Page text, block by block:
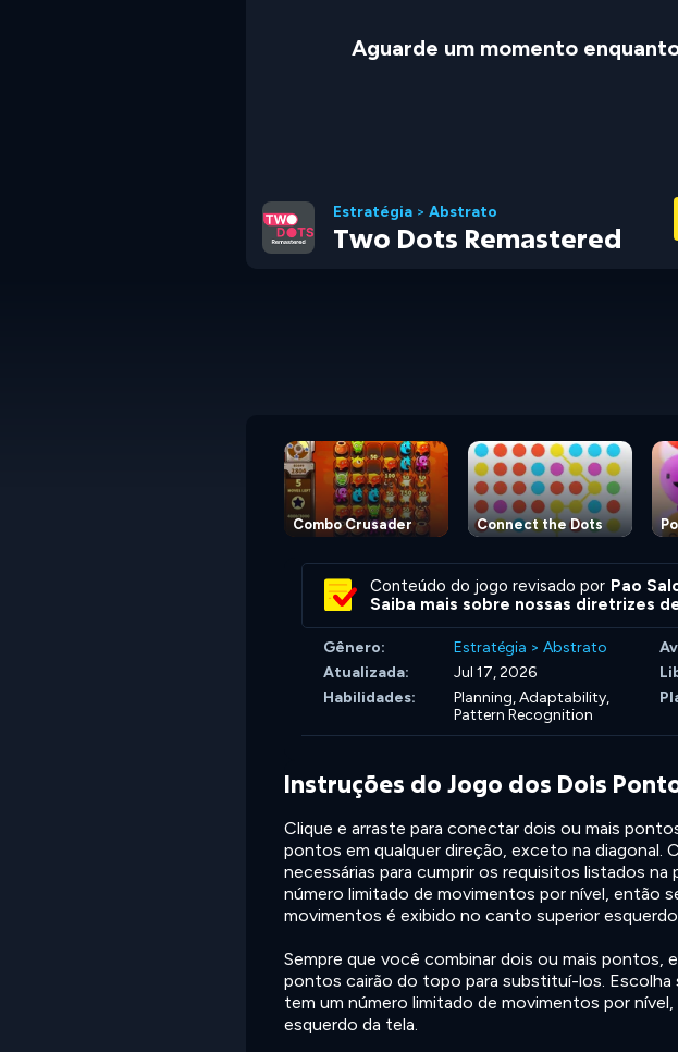
Aguarde um momento
Estratégia > Abstrato
Two Dots Remastered
Combo Crusader Connect the Dots
Conteúdo do jogo revisado por Pao
Saiba mais sobre nossas diretrizes
Gênero: Estratégia > Abstrato
Atualizada:
Jul 17, 2026
Habilidades:
Planning,Adaptability,
Pattern Recognition
Instruções do Jogo dos Dois
Clique e arraste para conectar dois ou mais
pontos em qualquer direção, exceto na diagonal.
necessárias para cumprir os requisitos listados
número limitado de movimentos por nível, então
movimentos é exibido no canto superior
Sempre que você combinar dois ou mais pontos,
pontos cairão do topo para substituí-los.
tem um número limitado de movimentos por
esquerdo da tela.